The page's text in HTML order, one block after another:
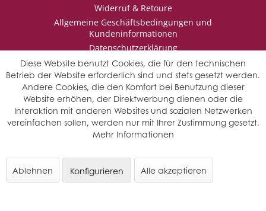
Widerruf & Retoure
Allgemeine Geschäftsbedingungen und
Kundeninformationen
Datenschutzerklärung
Impressum
* Wir behalten uns vor den Jahrgang auszuwählen, sollten mehrere
Jahrgänge verfügbar sein.
© Saffers WinzerWelt - alle Rechte vorbehalten
Diese Website benutzt Cookies, die für den technischen
Betrieb der Website erforderlich sind und stets gesetzt werden.
Andere Cookies, die den Komfort bei Benutzung dieser
Website erhöhen, der Direktwerbung dienen oder die
Interaktion mit anderen Websites und sozialen Netzwerken
vereinfachen sollen, werden nur mit Ihrer Zustimmung gesetzt.
Mehr Informationen
Ablehnen Alle akzeptieren
Konfigurieren